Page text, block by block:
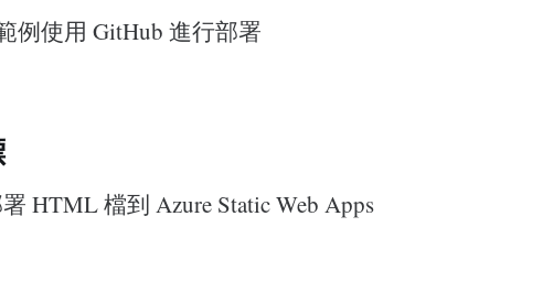
例使用 GitHub 進行部署
HTML 檔到 Azure Static Web Apps